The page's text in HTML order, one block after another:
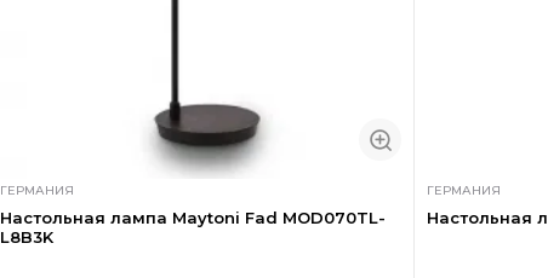
ГЕРМАНИЯ
Настольная лампа Maytoni Fad MOD070TL-
L8B3K
ГЕРМАНИЯ
Настольная